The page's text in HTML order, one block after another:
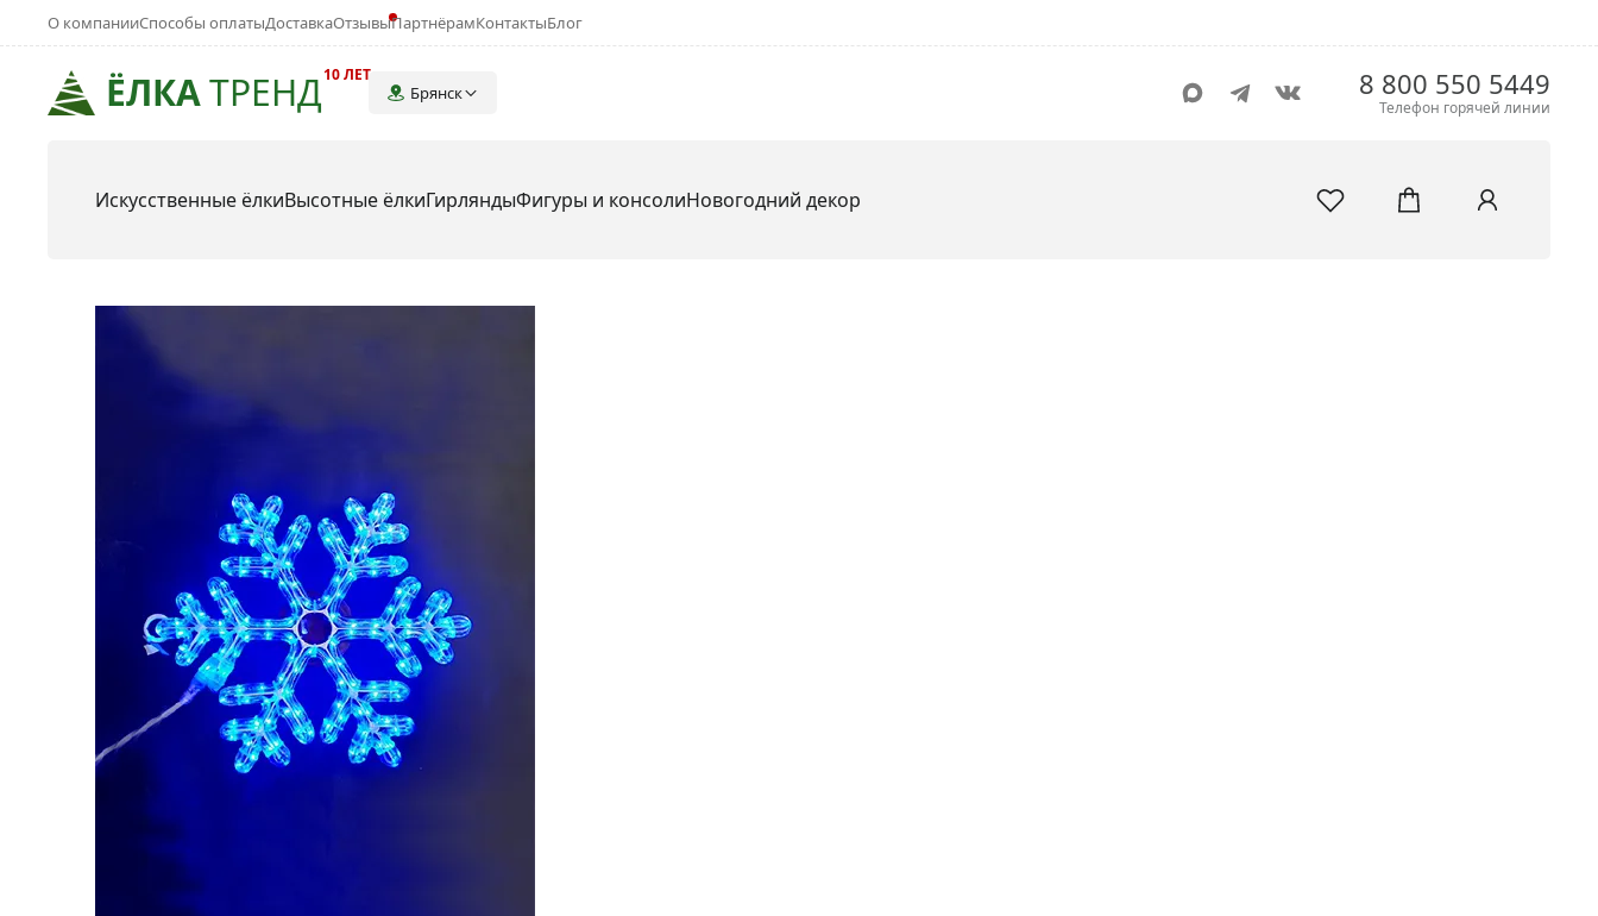
ЁЛКАТРЕНД10 ЛЕТ
Брянск
О компанииСпособы оплатыДоставкаОтзывыПартнёрамКонтактыБлог
8 800 550 5449
Телефон горячей линии
Искусственные ёлкиВысотные ёлкиГирляндыФигуры и консолиНовогодний декор